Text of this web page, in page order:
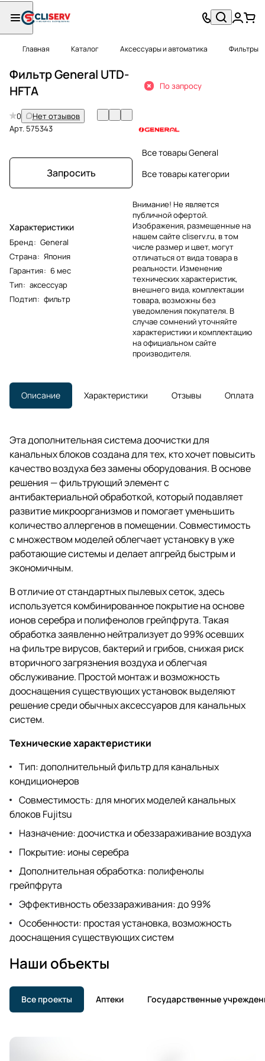
Главная Каталог Аксессуары и автоматика Фильтры
Фильтр General UTD-
HFTA
0
Нет отзывов
Арт. 575343
Запросить
Характеристики
Бренд: General
Страна: Япония
Гарантия: 6 мес
Тип: аксессуар
Подтип: фильтр
По запросу
Все товары General
Все товары категории
Внимание! Не является
публичной офертой.
Изображения, размещенные на
нашем сайте cliserv.ru, в том
числе размер и цвет, могут
отличаться от вида товара в
реальности. Изменение
технических характеристик,
внешнего вида, комплектации
товара, возможны без
уведомления покупателя. В
случае сомнений уточняйте
характеристики и комплектацию
на официальном сайте
производителя.
Описание Характеристики Отзывы Оплата
Эта дополнительная система доочистки для
канальных блоков создана для тех, кто хочет повысить
качество воздуха без замены оборудования. В основе
решения — фильтрующий элемент с
антибактериальной обработкой, который подавляет
развитие микроорганизмов и помогает уменьшить
количество аллергенов в помещении. Совместимость
с множеством моделей облегчает установку в уже
работающие системы и делает апгрейд быстрым и
экономичным.
В отличие от стандартных пылевых сеток, здесь
используется комбинированное покрытие на основе
ионов серебра и полифенолов грейпфрута. Такая
обработка заявленно нейтрализует до 99% осевших
на фильтре вирусов, бактерий и грибов, снижая риск
вторичного загрязнения воздуха и облегчая
обслуживание. Простой монтаж и возможность
дооснащения существующих установок выделяют
решение среди обычных аксессуаров для канальных
систем.
Технические характеристики
Тип: дополнительный фильтр для канальных
кондиционеров
Совместимость: для многих моделей канальных
блоков Fujitsu
Назначение: доочистка и обеззараживание воздуха
Покрытие: ионы серебра
Дополнительная обработка: полифенолы
грейпфрута
Эффективность обеззараживания: до 99%
Особенности: простая установка, возможность
дооснащения существующих систем
Наши объекты
Все проекты Аптеки Государственные